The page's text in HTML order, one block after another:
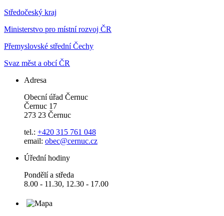
Středočeský kraj
Ministerstvo pro místní rozvoj ČR
Přemyslovské střední Čechy
Svaz měst a obcí ČR
Adresa
Obecní úřad Černuc
Černuc 17
273 23 Černuc
tel.: +420 315 761 048
email: obec@cernuc.cz
Úřední hodiny
Pondělí a středa
8.00 - 11.30, 12.30 - 17.00